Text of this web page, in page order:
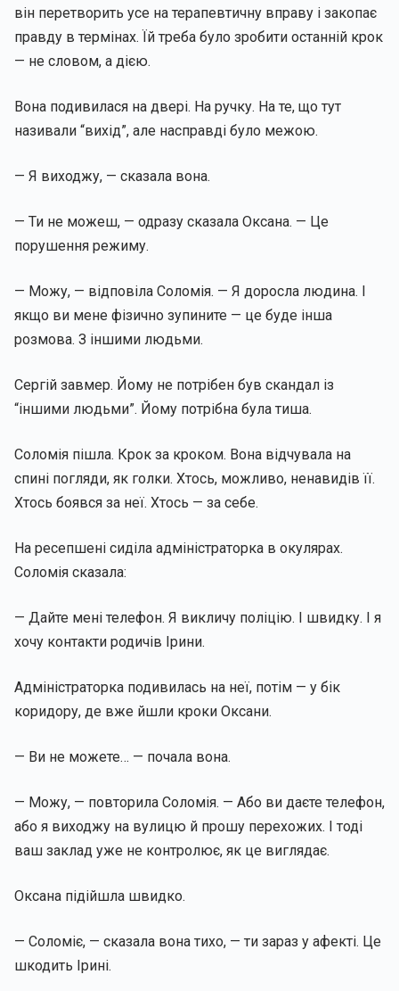
він перетворить усе на терапевтичну вправу і закопає
правду в термінах. Їй треба було зробити останній крок
— не словом, а дією.
Вона подивилася на двері. На ручку. На те, що тут
називали “вихід”, але насправді було межою.
— Я виходжу, — сказала вона.
— Ти не можеш, — одразу сказала Оксана. — Це
порушення режиму.
— Можу, — відповіла Соломія. — Я доросла людина. І
якщо ви мене фізично зупините — це буде інша
розмова. З іншими людьми.
Сергій завмер. Йому не потрібен був скандал із
“іншими людьми”. Йому потрібна була тиша.
Соломія пішла. Крок за кроком. Вона відчувала на
спині погляди, як голки. Хтось, можливо, ненавидів її.
Хтось боявся за неї. Хтось — за себе.
На ресепшені сиділа адміністраторка в окулярах.
Соломія сказала:
— Дайте мені телефон. Я викличу поліцію. І швидку. І я
хочу контакти родичів Ірини.
Адміністраторка подивилась на неї, потім — у бік
коридору, де вже йшли кроки Оксани.
— Ви не можете… — почала вона.
— Можу, — повторила Соломія. — Або ви даєте телефон,
або я виходжу на вулицю й прошу перехожих. І тоді
ваш заклад уже не контролює, як це виглядає.
Оксана підійшла швидко.
— Соломіє, — сказала вона тихо, — ти зараз у афекті. Це
шкодить Ірині.